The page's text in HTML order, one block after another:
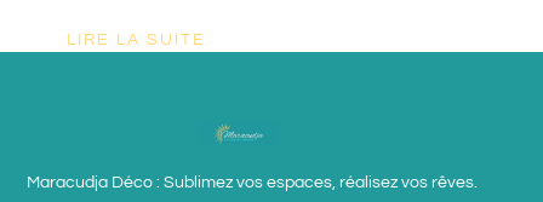
LIRE LA SUITE
Maracudja Déco : Sublimez vos espaces, réalisez vos rêves.